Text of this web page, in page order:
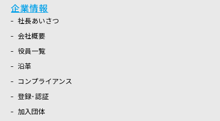
企業情報
社長あいさつ
会社概要
役員一覧
沿革
コンプライアンス
登録･認証
加入団体